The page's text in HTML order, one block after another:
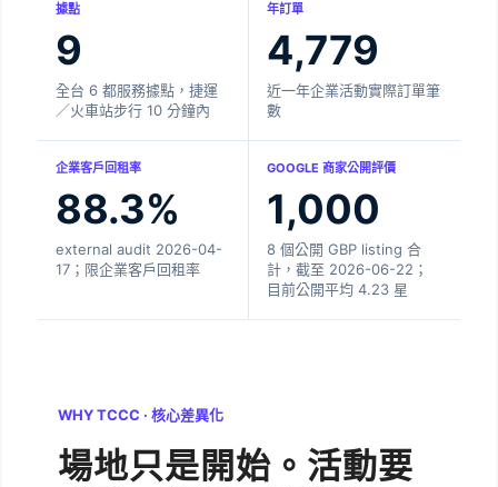
據點
9
全台 6 都服務據點，捷運
／火車站步行 10 分鐘內
年訂單
4,779
近一年企業活動實際訂單筆
數
企業客戶回租率
88.3%
external audit 2026-04-
17；限企業客戶回租率
GOOGLE 商家公開評價
1,000
8 個公開 GBP listing 合
計，截至 2026-06-22；
目前公開平均 4.23 星
WHY TCCC · 核心差異化
場地只是開始。 活動要